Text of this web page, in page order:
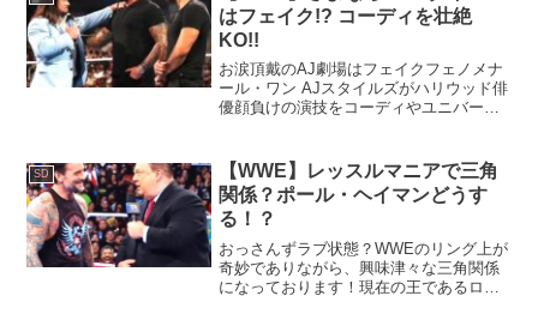
にローマンが、右...
はフェイク!? コーディを壮絶
KO!!
お涙頂戴のAJ劇場はフェイクフェノメナ
ール・ワン AJスタイルズがハリウッド俳
優顔負けの演技をコーディやユニバース
ーディの持つWWE統一王座に早期再挑戦
したいとは思いま...
SD
【WWE】レッスルマニアで三角
関係？ポール・ヘイマンどうす
る！？
おっさんずラブ状態？WWEのリング上が
奇妙でありながら、興味津々な三角関係
になっております！現在の王であるロー